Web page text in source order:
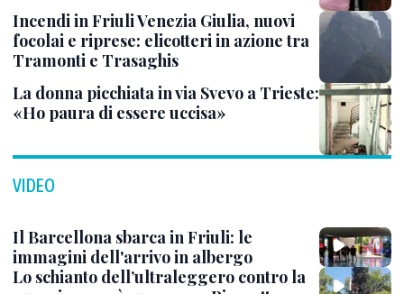
Incendi in Friuli Venezia Giulia, nuovi
focolai e riprese: elicotteri in azione tra
Tramonti e Trasaghis
La donna picchiata in via Svevo a Trieste:
«Ho paura di essere uccisa»
VIDEO
Il Barcellona sbarca in Friuli: le
immagini dell'arrivo in albergo
Lo schianto dell’ultraleggero contro la